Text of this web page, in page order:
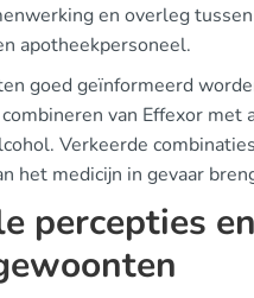
en overleg tussen
apotheekpersoneel.
goed geïnformeerd
van Effexor met
Verkeerde
het medicijn in gevaar
percepties en